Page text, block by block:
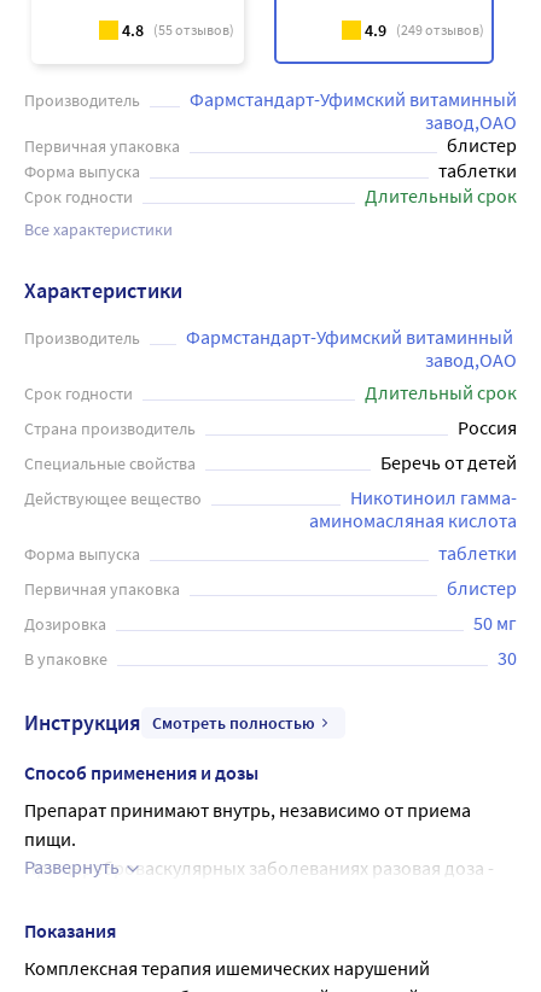
4.8 (55отзывов) 4.9 (249отзывов)
Производитель
Фармстандарт-Уфимский витаминный
завод,ОАО
Первичная упаковка блистер
Форма выпуска таблетки
Срок годности Длительный срок
Все характеристики
Характеристики
Производитель
Фармстандарт-Уфимский витаминный
завод,ОАО
Срок годности Длительный срок
Страна производитель Россия
Специальные свойства Беречь от детей
Действующее вещество
Никотиноил гамма-
аминомасляная кислота
Форма выпуска таблетки
Первичная упаковка блистер
Дозировка 50 мг
В упаковке 30
Инструкция Смотреть полностью
Способ применения и дозы
Препарат принимают внутрь, независимо от приема
пищи.
При цереброваскулярных заболеваниях разовая доза -
лечения - 1-2 месяца. Повторный курс через 5-6 мес.
Для профилактики приступов мигрени по 50 мг 3 раза в
день, для купирования приступа - по 100 мг однократно.
Развернуть
Показания
Комплексная терапия ишемических нарушений